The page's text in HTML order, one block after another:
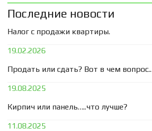
Последние новости
Налог с продажи квартиры.
19.02.2026
Продать или сдать? Вот в чем вопрос..
19.08.2025
Кирпич или панель…..что лучше?
11.08.2025